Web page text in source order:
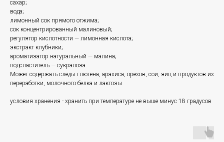
сахар;
вода;
лимонный сок прямого отжима;
сок концентрированный малиновый;
регулятор кислотности — лимонная кислота;
экстракт клубники;
ароматизатор натуральный — малина;
подсластитель — сукралоза.
Может содержать следы глютена, арахиса, орехов, сои, яиц и продуктов их
переработки, молочного белка и лактозы
условия хранения - хранить при температуре не выше минус 18 градусов